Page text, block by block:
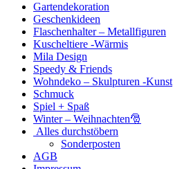
Gartendekoration
Geschenkideen
Flaschenhalter – Metallfiguren
Kuscheltiere -Wärmis
Mila Design
Speedy & Friends
Wohndeko – Skulpturen -Kunst
Schmuck
Spiel + Spaß
Winter – Weihnachten🎅
Alles durchstöbern
Sonderposten
AGB